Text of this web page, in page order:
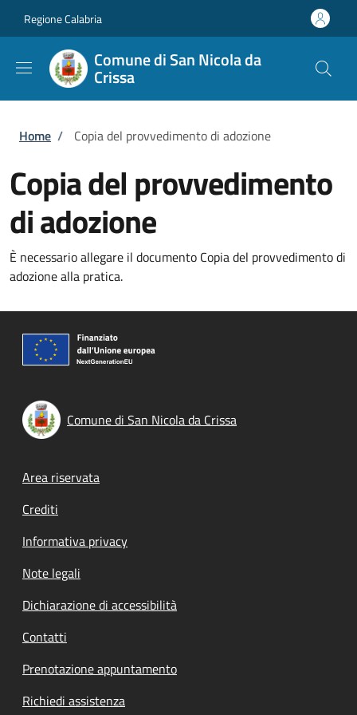
Regione Calabria
Comune di San Nicola da
Crissa
Briciole di pane
Home / Copia del provvedimento di adozione
Copia del provvedimento
di adozione
È necessario allegare il documento Copia del provvedimento di
adozione alla pratica.
Comune di San Nicola da Crissa
Footer menu
Area riservata
Crediti
Informativa privacy
Note legali
Dichiarazione di accessibilità
Contatti
Prenotazione appuntamento
Richiedi assistenza